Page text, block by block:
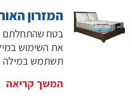
המזרון
בטח שהתחלתם
את השימוש
תשתמש במילה
המשך קריאה